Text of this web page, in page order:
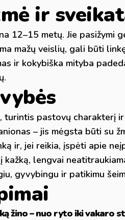
ir
12–15 metų. Jie pasižymi
mažų veislių, gali būti
ir kokybiška mityba
turintis pastovų charakterį
– jis mėgsta būti su
ir, jei reikia, įspėti apie
lengvai
gyvybingu ir patikimu
žino – nuo ryto iki vakaro